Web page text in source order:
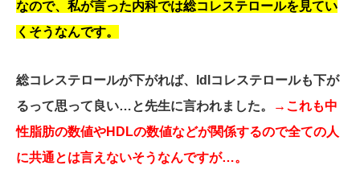
なので、私が言った内科では総コレステロールを見てい
くそうなんです。
総コレステロールが下がれば、ldlコレステロールも下が
るって思って良い…と先生に言われました。
→これも中
性脂肪の数値やHDLの数値などが関係するので全ての人
に共通とは言えないそうなんですが…。